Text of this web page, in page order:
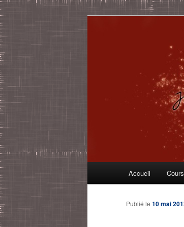
contenu
principal
Nsr
Accueil
Publié le 10 mai